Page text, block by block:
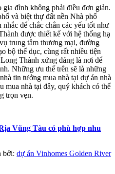
đình không phải điều đơn giản.
và biệt thự đất nền Nhà phố
để chắc chắn các yếu tốt như
được thiết kế với hệ thống hạ
trung tâm thương mại, đường
bộ thể dục, cùng rất nhiều tiện
Thành xứng đáng là nơi để
Những ưu thế trên sẽ là những
tin tưởng mua nhà tại dự án nhà
mua nhà tại đây, quý khách có thể
trọn vẹn.
Vũng Tàu có phù hợp nhu
bởi: dự án Vinhomes Golden River